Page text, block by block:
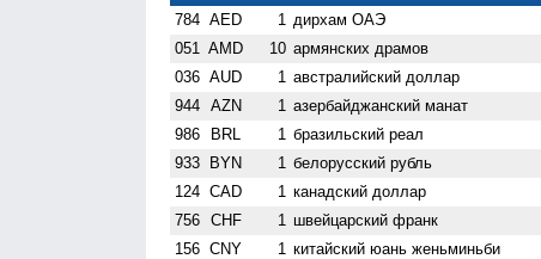
784 AED 1 дирхам ОАЭ
051 AMD 10 армянских драмов
036 AUD 1 австралийский доллар
944 AZN 1 азербайджанский манат
986 BRL 1 бразильский реал
933 BYN 1 белорусский рубль
124 CAD 1 канадский доллар
756 CHF 1 швейцарский франк
156 CNY 1 китайский юань женьминьби